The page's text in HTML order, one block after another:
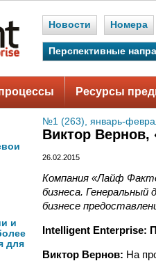
Новости Номера
Перспективные
Ресурсы
и
для
№1 (263), январь-
Виктор
26.02.2015
Компания «Лайф
бизнеса.
бизнесе
Intelligent Enterprise:
Виктор Вернов: На